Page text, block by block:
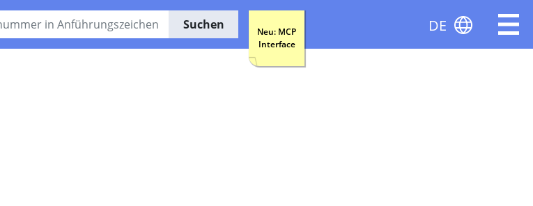
Suchen
Neu: MCP
Interface
DE